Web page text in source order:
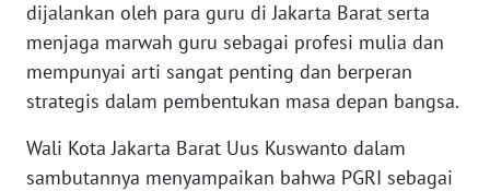
dijalankan oleh para guru di Jakarta Barat serta
menjaga marwah guru sebagai profesi mulia dan
mempunyai arti sangat penting dan berperan
strategis dalam pembentukan masa depan bangsa.
Wali Kota Jakarta Barat Uus Kuswanto dalam
sambutannya menyampaikan bahwa PGRI sebagai
WN
BANTEN
WN
WN